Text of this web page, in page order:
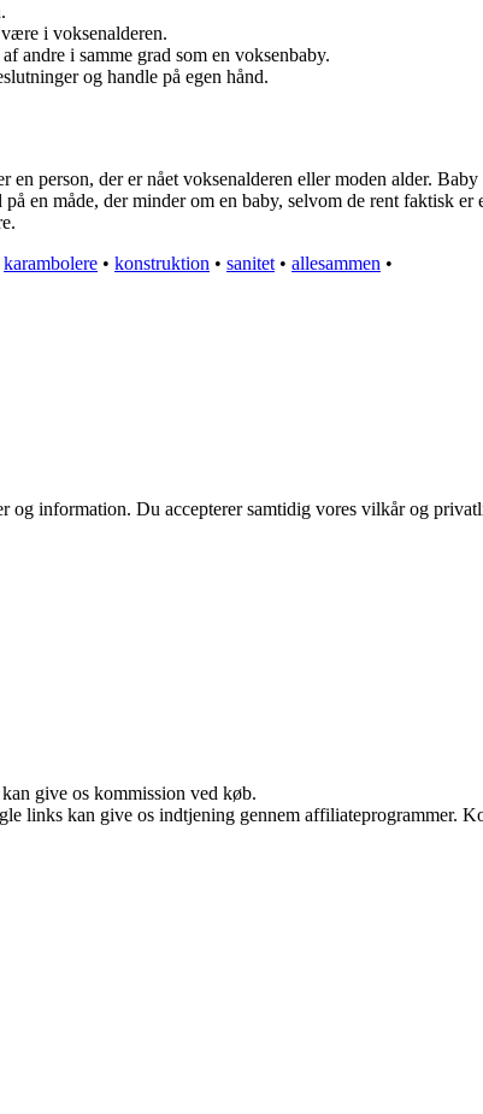
i voksenalderen.
andre i samme grad som en voksenbaby.
og handle på egen hånd.
person, der er nået voksenalderen eller moden alder.
en måde, der minder om en baby, selvom de rent faktisk
karambolere • konstruktion • sanitet • allesammen •
og information. Du accepterer samtidig vores vilkår og
give os kommission ved køb.
links kan give os indtjening gennem affiliateprogrammer.